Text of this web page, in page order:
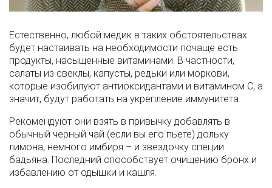
Естественно, любой медик в таких обстоятельствах
будет настаивать на необходимости почаще есть
продукты, насыщенные витаминами. В частности,
салаты из свеклы, капусты, редьки или моркови,
которые изобилуют антиоксидантами и витамином С, а
значит, будут работать на укрепление иммунитета.
Рекомендуют они взять в привычку добавлять в
обычный черный чай (если вы его пьете) дольку
лимона, немного имбиря – и звездочку специи
бадьяна. Последний способствует очищению бронх и
избавлению от одышки и кашля.